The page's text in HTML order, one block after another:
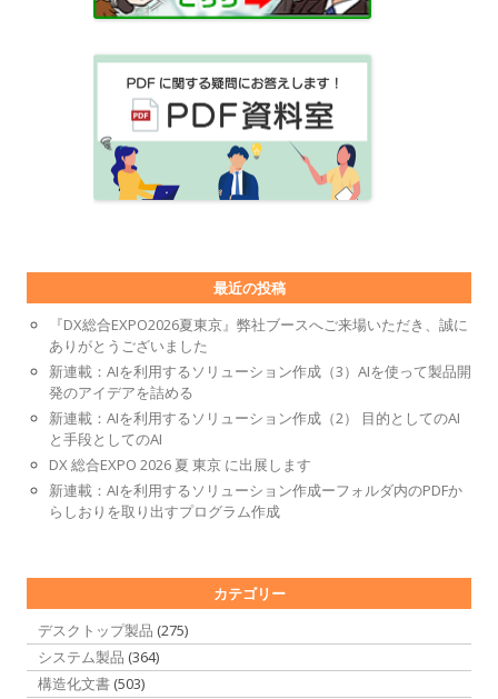
最近の投稿
『DX総合EXPO2026夏東京』弊社ブースへご来場いただき、誠に
ありがとうございました
新連載：AIを利用するソリューション作成（3）AIを使って製品開
発のアイデアを詰める
新連載：AIを利用するソリューション作成（2） 目的としてのAI
と手段としてのAI
DX 総合EXPO 2026 夏 東京 に出展します
新連載：AIを利用するソリューション作成ーフォルダ内のPDFか
らしおりを取り出すプログラム作成
カテゴリー
デスクトップ製品 (275)
システム製品 (364)
構造化文書 (503)